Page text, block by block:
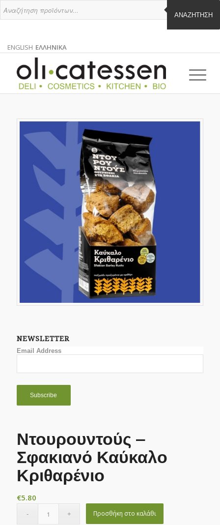
ΑΝΑΖΉΤΗΣΗ
ENGLISH
ΑΓΓΛΙΚΑ
ΕΛΛΗΝΙΚΑ
ΕΛΛΗΝΙΚΑ
EL
NEWSLETTER
Email Address
Ντουρουντούς –
Σφακιανό Καύκαλο
Κριθαρένιο
€5.80
Προσθήκη στο καλάθι